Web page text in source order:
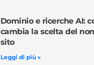
Dominio e ricerche AI:
cambia la scelta del
sito
Leggi di più »